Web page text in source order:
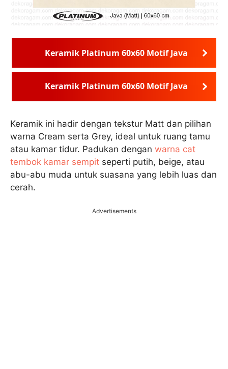
Keramik Platinum 60x60 Motif Java
Keramik Platinum 60x60 Motif Java
Keramik ini hadir dengan tekstur Matt dan pilihan
warna Cream serta Grey, ideal untuk ruang tamu
atau kamar tidur. Padukan dengan warna cat
tembok kamar sempit seperti putih, beige, atau
abu-abu muda untuk suasana yang lebih luas dan
cerah.
Advertisements